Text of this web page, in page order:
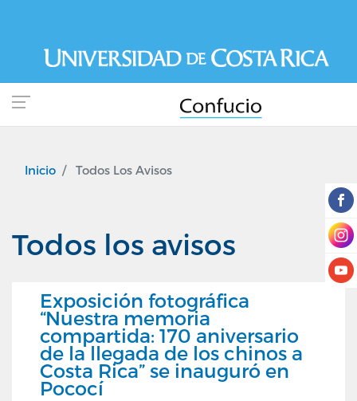
contenido
principal
Inicio Todos Los Avisos
Todos los avisos
Exposición fotográfica
“Nuestra memoria
compartida: 170 aniversario
de la llegada de los chinos a
Costa Rica” se inauguró en
Pococí